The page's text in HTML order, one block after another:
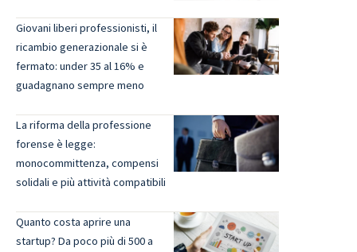
Giovani liberi professionisti, il
ricambio generazionale si è
fermato: under 35 al 16% e
guadagnano sempre meno
La riforma della professione
forense è legge:
monocommittenza, compensi
solidali e più attività compatibili
Quanto costa aprire una
startup? Da poco più di 500 a